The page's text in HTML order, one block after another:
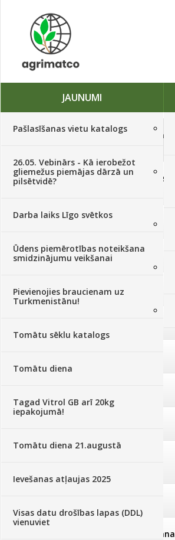
JAUNUMI
Pašlasīšanas vietu katalogs
26.05. Vebinārs - Kā ierobežot
gliemežus piemājas dārzā un
pilsētvidē?
Darba laiks Līgo svētkos
Ūdens piemērotības noteikšana
smidzinājumu veikšanai
Pievienojies braucienam uz
Turkmenistānu!
Tomātu sēklu katalogs
Tomātu diena
Tagad Vitrol GB arī 20kg
iepakojumā!
Tomātu diena 21.augustā
Ievešanas atļaujas 2025
Visas datu drošības lapas (DDL)
vienuviet
Traktori, tehnika, rezerves daļas,
Sēklas, sīpoli, ķiploki, sīpolpuķes,
kartupeļi
Augu aizsardzība(366)
Mēslojumi(495)
Augsne, kūdra, mulča
Dezinfekcija, tīrīšana, mazgāšana